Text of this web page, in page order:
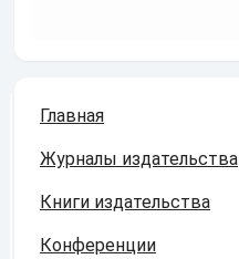
Главная
Журналы издательства
Книги издательства
Конференции